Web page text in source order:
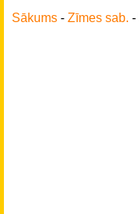
Sākums - Zīmes sab. -